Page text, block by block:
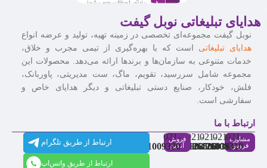
هدایای تبلیغاتی نوبل گیفت
نوبل گیفت مجموعه‌ای تخصصی در زمینه تهیه، تولید و عرضه انواع
هدایای تبلیغاتی است که با بهره‌گیری از تیمی مجرب و خلاق،
خدمات متنوعی به سازمان‌ها و برندها ارائه می‌دهد. محصولات این
مجموعه شامل سررسید، تقویم، ماگ، ست مدیریتی، پاوربانک،
فلش، خودکار، صنایع دستی تبلیغاتی و دیگر هدایای خاص و
سفارشی است.
ارتباط با ما
مشاوره
فروش
021-
91009310
021-
86126036
021-
86126506
021-
88537803
فروش
آنلاین
021-
91009320
ارتباط از طریق تلگرام
ارتباط از طریق واتس‌اپ